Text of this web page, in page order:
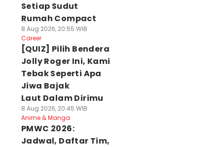
Setiap Sudut
Rumah Compact
8 Aug 2026, 20:55 WIB
Career
[QUIZ] Pilih Bendera
Jolly Roger Ini, Kami
Tebak Seperti Apa
Jiwa Bajak
Laut Dalam Dirimu
8 Aug 2026, 20:45 WIB
Anime & Manga
PMWC 2026:
Jadwal, Daftar Tim,